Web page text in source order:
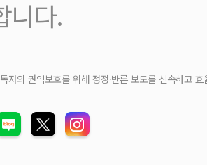
니다.
자의 권익보호를 위해 정정‧반론 보도를 신속하고